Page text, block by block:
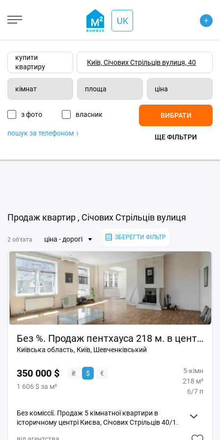
UK +
купити
квартиру
кімнат площа ціна
з фото власник
пошук за телефоном ЩЕ ФІЛЬТРИ
ВИБРАТИ
Продаж квартир , Січових Стрільців вулиця
2 об'єкта ціна - дорогі ЗБЕРЕГТИ ФІЛЬТР
Без %. Продаж пентхауса 218 м. в центрі Киева Січових Стрільців 40.
Київська область, Київ, Шевченківський
350 000 $ ₴ $
€
1 606 $ за м²
5-кімн
218 м²
6/7 п
Без коміссії. Продаж 5 кімнатної квартири в
історичному центрі Києва, Січових Стрільців 40/1.
Open Street
Wiki-карта
Супутник
Транспорт
+
−